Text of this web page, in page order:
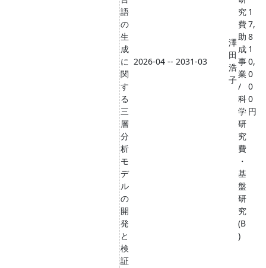
語
の
生
成
に
関
す
る
三
層
分
析
モ
デ
ル
の
開
発
と
検
証
2026-04 -- 2031-03
澤
田
浩
子
究
費
助
成
事
業
/
科
学
研
究
費
・
基
盤
研
究
(B
)
1
7,
8
1
0,
0
0
0
円